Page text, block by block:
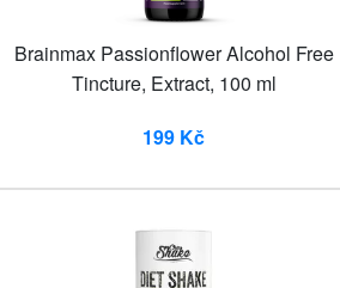
Brainmax Passionflower Alcohol Free
Tincture, Extract, 100 ml
199 Kč